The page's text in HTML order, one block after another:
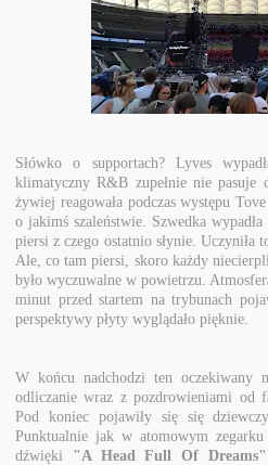
Słówko o supportach? Lyves
klimatyczny R&B zupełnie nie pasuje
żywiej reagowała podczas występu
o jakimś szaleństwie. Szwedka
piersi z czego ostatnio słynie. Uczyniła
Ale, co tam piersi, skoro każdy
było wyczuwalne w powietrzu.
minut przed startem na trybunach
perspektywy płyty wyglądało pięknie.
W końcu nadchodzi ten oczekiwany
odliczanie wraz z pozdrowieniami od
Pod koniec pojawiły się się
Punktualnie jak w atomowym
dźwięki "A Head Full Of Dreams"